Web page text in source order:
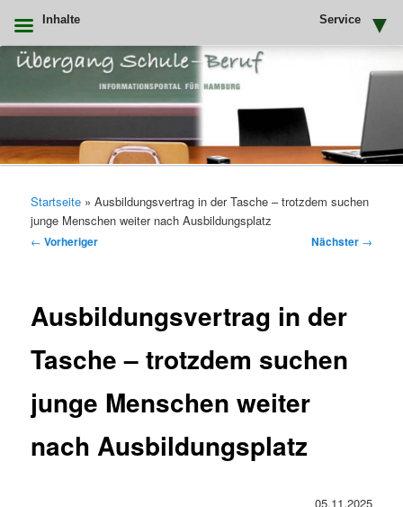
Zum
primären
springenUebergang Schule Beruf
Startseite »Ausbildungsvertrag in der Tasche – trotzdem suchen
junge Menschen weiter nach Ausbildungsplatz
Beitragsnavigation
← Vorheriger Nächster →
Ausbildungsvertrag in der
Tasche – trotzdem suchen
junge Menschen weiter
nach Ausbildungsplatz
05.11.2025
Inhalte Service